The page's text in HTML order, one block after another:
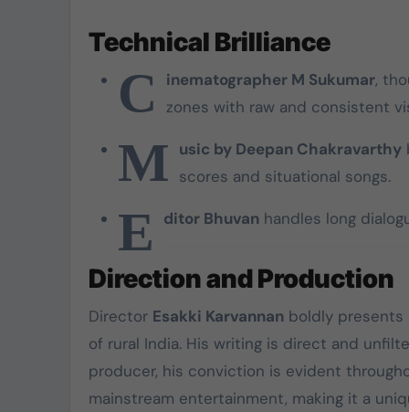
Technical Brilliance
C inematographer M Sukumar,
zones with raw and consistent
M usic by Deepan Chakravarthy
scores and situational songs.
E ditor Bhuvanhandles long
Direction and Production
Director Esakki Karvannanboldly presents
of rural India. His writing is direct and
producer, his conviction is evident
mainstream entertainment, making it a